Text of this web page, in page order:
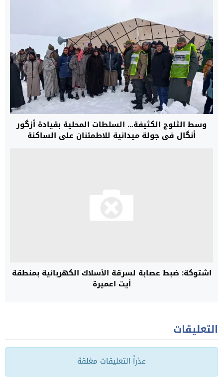
وسط الثلوج الكثيفة… السلطات المحلية بقيادة أزگور
أنگال في جولة ميدانية للاطمئنان على الساكنة
اشتوكة: ضبط عصابة لسرقة الأسلاك الكهربائية بمنطقة
أيت اعميرة
التعليقات
عذراً التعليقات مغلقة